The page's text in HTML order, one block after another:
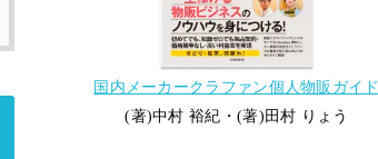
国内メーカークラファン個人物販ガイド
(著)中村 裕紀・(著)田村 りょう